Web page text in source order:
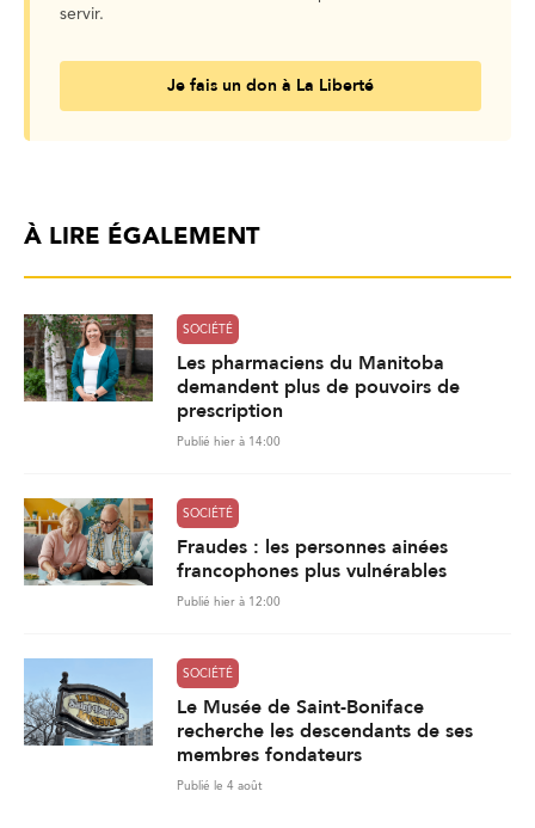
servir.
Je fais un don à La Liberté
À LIRE ÉGALEMENT
SOCIÉTÉ
Les pharmaciens du Manitoba
demandent plus de pouvoirs de
prescription
Publié hier à 14:00
SOCIÉTÉ
Fraudes : les personnes ainées
francophones plus vulnérables
Publié hier à 12:00
SOCIÉTÉ
Le Musée de Saint-Boniface
recherche les descendants de ses
membres fondateurs
Publié le 4 août